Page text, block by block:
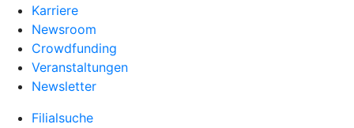
Karriere
Newsroom
Crowdfunding
Veranstaltungen
Newsletter
Filialsuche